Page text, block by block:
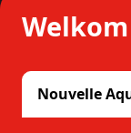
Nouvelle